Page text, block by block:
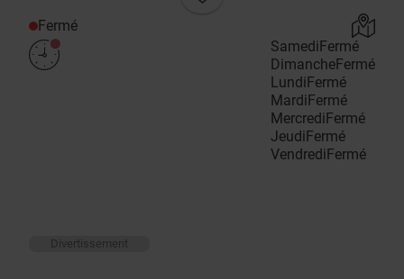
Fermé
SamediFermé
DimancheFermé
LundiFermé
MardiFermé
MercrediFermé
JeudiFermé
VendrediFermé
Divertissement